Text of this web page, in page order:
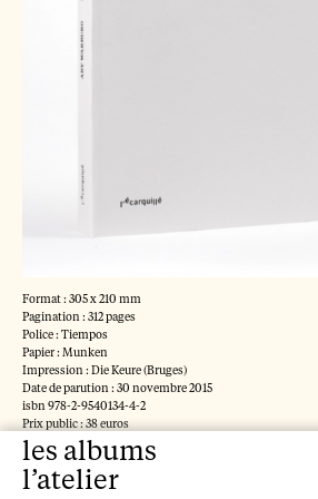
La lutte pour
l'art
Max Raphael, 2022
La discontinuité
Portraits, John
vol d'oiseau
L'Atlas
(version poche)
Aby Warburg, 2019
L’explication des
d’art
Heinrich Wölfflin, 2018
Format : 305 x 210 mm
Pagination : 312 pages
Police : Tiempos
Papier : Munken
Impression : Die Keure (Bruges)
Date de parution : 30 novembre 2015
isbn 978-2-9540134-4-2
Prix public : 38 euros
Auteur : Aby Warburg
Directrice d’ouvrage : Susanne Müller
Glossaire : Lara Bonneau
les albums
l’atelier